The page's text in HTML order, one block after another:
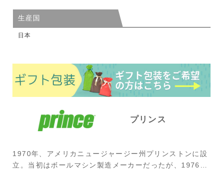
生産国
日本
プリンス
1970年、アメリカニュージャージー州プリンストンに設
立。当初はボールマシン製造メーカーだったが、1976年